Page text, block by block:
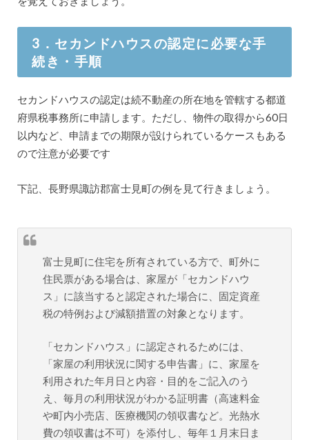
3．セカンドハウスの認定に必要な手
続き・手順
セカンドハウスの認定は続不動産の所在地を管轄する都道
府県税事務所に申請します。ただし、物件の取得から60日
以内など、申請までの期限が設けられているケースもある
ので注意が必要です
下記、長野県諏訪郡富士見町の例を見て行きましょう。
富士見町に住宅を所有されている方で、町外に
住民票がある場合は、家屋が「セカンドハウ
ス」に該当すると認定された場合に、固定資産
税の特例および減額措置の対象となります。
「セカンドハウス」に認定されるためには、
「家屋の利用状況に関する申告書」に、家屋を
利用された年月日と内容・目的をご記入のう
え、毎月の利用状況がわかる証明書（高速料金
や町内小売店、医療機関の領収書など。光熱水
費の領収書は不可）を添付し、毎年１月末日ま